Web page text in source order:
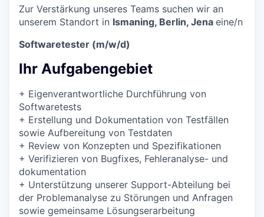
Zur Verstärkung unseres Teams suchen wir an
unserem Standort in Ismaning, Berlin, Jena eine/n
Softwaretester (m/w/d)
Ihr Aufgabengebiet
+ Eigenverantwortliche Durchführung von
Softwaretests
+ Erstellung und Dokumentation von Testfällen
sowie Aufbereitung von Testdaten
+ Review von Konzepten und Spezifikationen
+ Verifizieren von Bugfixes, Fehleranalyse- und
dokumentation
+ Unterstützung unserer Support-Abteilung bei
der Problemanalyse zu Störungen und Anfragen
sowie gemeinsame Lösungserarbeitung